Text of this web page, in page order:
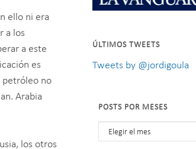
ello ni era
a los
a este
es
petróleo no
Arabia
los otros
ÚLTIMOS TWEETS
Tweets by @jordigoula
POSTS POR MESES
Posts por meses